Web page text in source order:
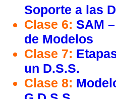
Soporte a las
Clase 6: SAM
de Modelos
Clase 7:
un D.S.S.
Clase 8: